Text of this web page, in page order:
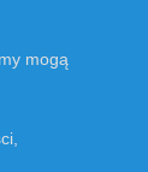
mogą